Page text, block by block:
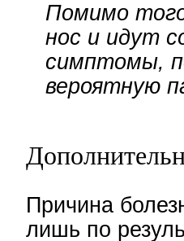
Помимо
нос и идут
симптомы,
вероятную
Причина
лишь по